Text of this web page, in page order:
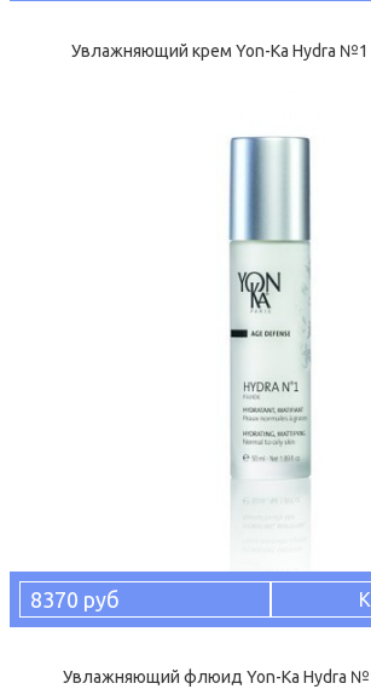
Увлажняющий крем Yon-Ka Hydra №1
8370 руб
Увлажняющий флюид Yon-Ka Hydra